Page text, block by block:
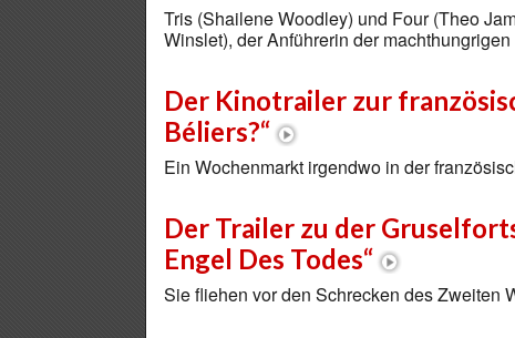
Tris (Shailene Woodley) und Four (Theo
Winslet), der Anführerin der
Der Kinotrailer zur
Béliers?“
Ein Wochenmarkt irgendwo in der
Der Trailer zu der
Engel Des Todes“
Sie fliehen vor den Schrecken des Zweiten